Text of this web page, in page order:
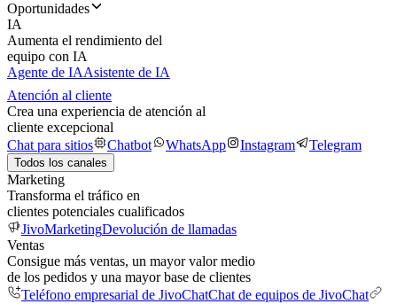
Oportunidades
IA
Aumenta el rendimiento del
equipo con IA
Agente de IAAsistente de IA
Atención al cliente
Crea una experiencia de atención al
cliente excepcional
Chat para sitios
Chatbot WhatsApp Instagram Telegram
Todos los canales
Marketing
Transforma el tráfico en
clientes potenciales cualificados
JivoMarketingDevolución de llamadas
Ventas
Consigue más ventas, un mayor valor medio
de los pedidos y una mayor base de clientes
Teléfono empresarial de JivoChatChat de equipos de JivoChat